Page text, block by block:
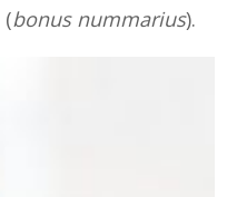
(bonus nummarius).